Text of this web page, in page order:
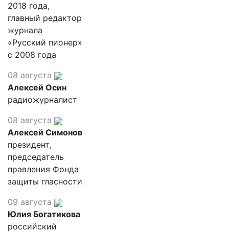
2018 года,
главный редактор
журнала
«Русский пионер»
с 2008 года
08 августа
Алексей Осин
радиожурналист
08 августа
Алексей Симонов
президент,
председатель
правления Фонда
защиты гласности
09 августа
Юлия Богатикова
российский